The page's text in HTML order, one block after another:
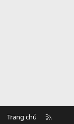
Trang chủ